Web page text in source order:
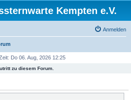
Kempten e.V.
Anmelden
Do 06. Aug, 2026 12:25
zu diesem Forum.